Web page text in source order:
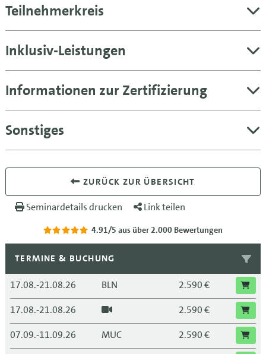
Teilnehmerkreis
Inklusiv-Leistungen
Informationen zur Zertifizierung
Sonstiges
ZURÜCK ZUR ÜBERSICHT
Seminardetails drucken Link teilen
4.91/5 aus über 2.000 Bewertungen
TERMINE & BUCHUNG
17.08.-21.08.26 BLN
2.590 €
17.08.-21.08.26
2.590 €
07.09.-11.09.26
MUC
2.590 €